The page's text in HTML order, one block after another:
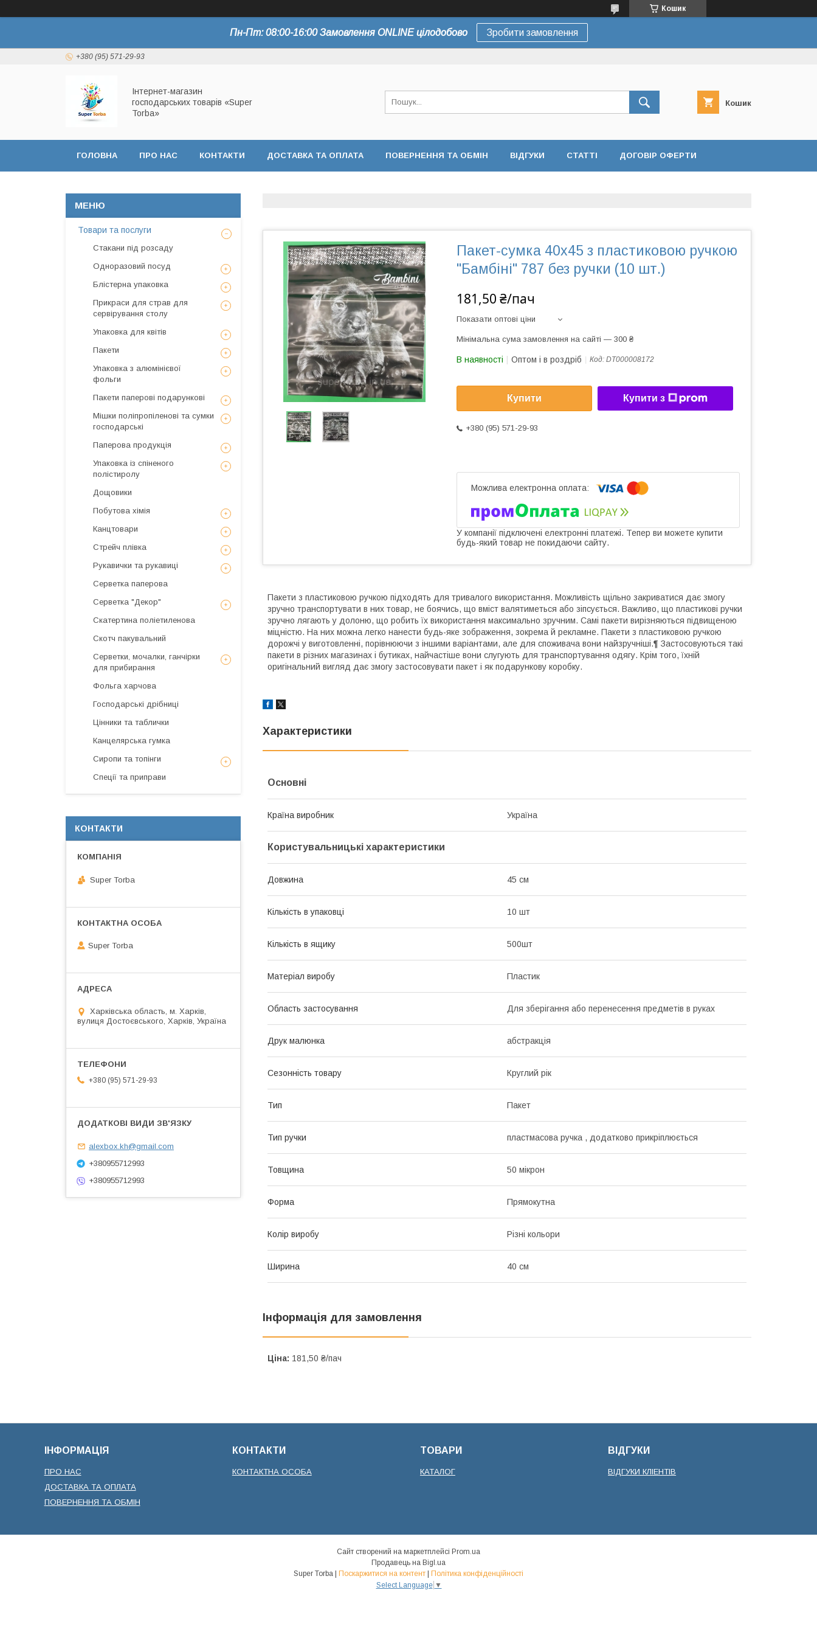
Кошик
Пн-Пт: 08:00-16:00 Замовлення ONLINE цілодобово Зробити замовлення
+380 (95) 571-29-93
Інтернет-магазин
господарських товарів «Super
Torba»
Кошик
ГОЛОВНА ПРО НАС КОНТАКТИ ДОСТАВКА ТА ОПЛАТА ПОВЕРНЕННЯ ТА ОБМІН ВІДГУКИ СТАТТІ ДОГОВІР ОФЕРТИ
Пакет-сумка 40х45 з пластиковою ручкою
"Бамбіні" 787 без ручки (10 шт.)
181,50 ₴/пач
Показати оптові ціни
Мінімальна сума замовлення на сайті — 300 ₴
В наявності Оптом і в роздріб Код: DT000008172
Купити Купити з
+380 (95) 571-29-93
У компанії підключені електронні платежі. Тепер ви можете купити
будь-який товар не покидаючи сайту.
Пакети з пластиковою ручкою підходять для тривалого використання. Можливість щільно закриватися дає змогу
зручно транспортувати в них товар, не боячись, що вміст валятиметься або зіпсується. Важливо, що пластикові ручки
зручно лягають у долоню, що робить їх використання максимально зручним. Самі пакети вирізняються підвищеною
міцністю. На них можна легко нанести будь-яке зображення, зокрема й рекламне. Пакети з пластиковою ручкою
дорожчі у виготовленні, порівнюючи з іншими варіантами, але для споживача вони найзручніші.¶ Застосовуються такі
пакети в різних магазинах і бутиках, найчастіше вони слугують для транспортування одягу. Крім того, їхній
оригінальний вигляд дає змогу застосовувати пакет і як подарункову коробку.
Характеристики
Основні
Країна виробник Україна
Користувальницькі характеристики
Довжина 45 см
Кількість в упаковці 10 шт
Кількість в ящику 500шт
Матеріал виробу Пластик
Область застосування Для зберігання або перенесення предметів в руках
Друк малюнка абстракція
Сезонність товару Круглий рік
Тип Пакет
Тип ручки пластмасова ручка , додатково прикріплюється
Товщина 50 мікрон
Форма Прямокутна
Колір виробу Різні кольори
Ширина 40 см
Інформація для замовлення
Ціна: 181,50 ₴/пач
Товари та послуги
Стакани під розсаду
Одноразовий посуд
Блістерна упаковка
Прикраси для страв для
сервірування столу
Упаковка для квітів
Пакети
Упаковка з алюмінієвої
фольги
Пакети паперові подарункові
Мішки поліпропіленові та сумки
господарські
Паперова продукція
Упаковка із спіненого
полістиролу
Дощовики
Побутова хімія
Канцтовари
Стрейч плівка
Рукавички та рукавиці
Серветка паперова
Серветка "Декор"
Скатертина поліетиленова
Скотч пакувальний
Серветки, мочалки, ганчірки
для прибирання
Фольга харчова
Господарські дрібниці
Цінники та таблички
Канцелярська гумка
Сиропи та топінги
Спеції та приправи
КОНТАКТИ
Super Torba
Super Torba
Харківська область, м. Харків,
вулиця Достоєвського, Харків, Україна
+380 (95) 571-29-93
alexbox.kh@gmail.com
+380955712993
+380955712993
ІНФОРМАЦІЯ
ПРО НАС
ДОСТАВКА ТА ОПЛАТА
ПОВЕРНЕННЯ ТА ОБМІН
КОНТАКТИ
КОНТАКТНА ОСОБА
ТОВАРИ
КАТАЛОГ
ВІДГУКИ
ВІДГУКИ КЛІЕНТІВ
Сайт створений на маркетплейсі Prom.ua
Продавець на Bigl.ua
Поскаржитися на контент
Політика конфіденційності
Select Language ▼